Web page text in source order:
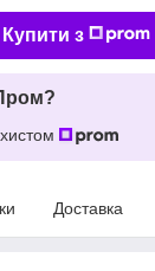
Купити з
Доставка